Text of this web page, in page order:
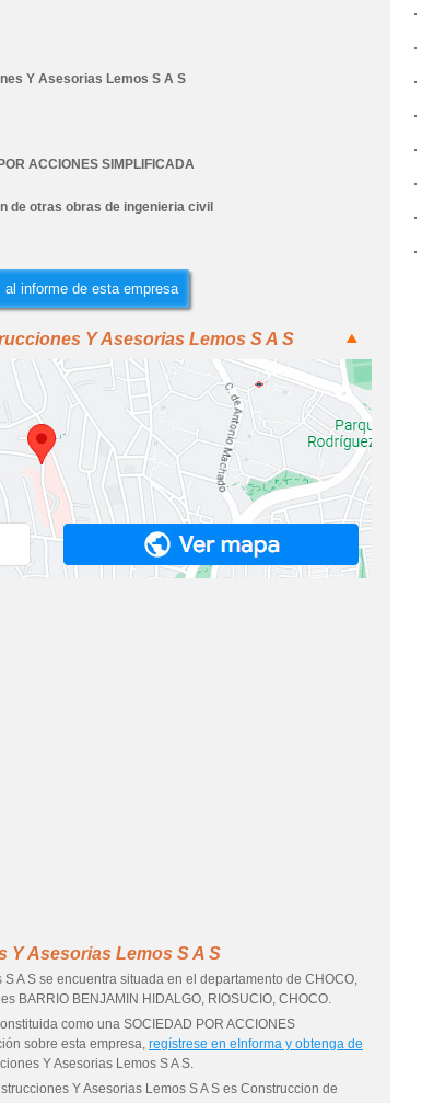
Y Asesorias Lemos S A S
ACCIONES SIMPLIFICADA
de otras obras de ingenieria civil
al informe de esta empresa
Y Asesorias Lemos S A S
Asesorias Lemos S A S
A S se encuentra situada en el departamento de CHOCO,
BARRIO BENJAMIN HIDALGO, RIOSUCIO, CHOCO.
como una SOCIEDAD POR ACCIONES
sobre esta empresa, regístrese en eInforma y obtenga de
Y Asesorias Lemos S A S.
Y Asesorias Lemos S A S es Construccion de